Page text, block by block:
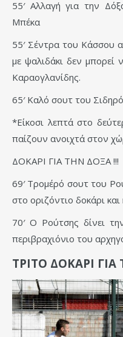
55′ Αλλαγή για την
Μπέκα
55′ Σέντρα του Κάσσου
με ψαλιδάκι δεν μπορεί
Καραογλανίδης.
65′ Καλό σουτ του
*Είκοσι λεπτά στο
παίζουν ανοιχτά στον
ΔΟΚΑΡΙ ΓΙΑ ΤΗΝ ΔΟΞΑ !!!
69′ Τρομέρό σουτ του
στο οριζόντιο δοκάρι
70′ Ο Ρούτσης δίνει
περιβραχιόνιο του
ΤΡΙΤΟ ΔΟΚΑΡΙ